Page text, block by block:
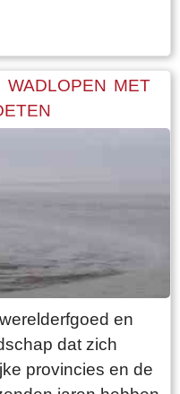
haar bebouwing.
om de kerk”.
een voetpad van
kerk is helaas dicht,
ook de moeite
houten
de huizen brandt
kant van de
nu via voetpad
links aanhoudt
je bent begonnen.
dat een dergelijk
is gemaakt.
MET
en
dat zich
provincies en de